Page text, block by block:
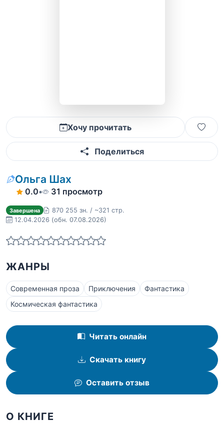
Хочу прочитать
Поделиться
Ольга Шах
0.0• 31 просмотр
Завершена
870 255 зн. / ~321 стр.
12.04.2026 (обн. 07.08.2026)
ЖАНРЫ
Современная проза Приключения
Фантастика
Космическая фантастика
Читать онлайн
Скачать книгу
Оставить отзыв
О КНИГЕ